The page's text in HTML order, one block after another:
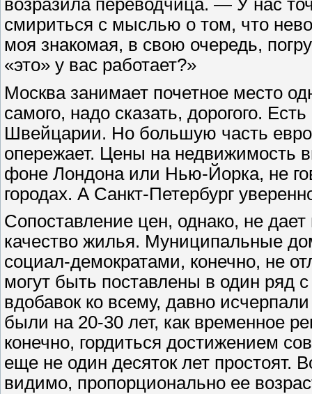
возразила переводчица. — У нас
смириться с мыслью о том, что
моя знакомая, в свою очередь,
«это» у вас работает?»
Москва занимает почетное место
самого, надо сказать, дорогого.
Швейцарии. Но большую часть
опережает. Цены на недвижимость
фоне Лондона или Нью-Йорка, не
городах. А Санкт-Петербург
Сопоставление цен, однако, не
качество жилья. Муниципальные
социал-демократами, конечно, не
могут быть поставлены в один ряд
вдобавок ко всему, давно
были на 20-30 лет, как временное
конечно, гордиться достижением
еще не один десяток лет простоят.
видимо, пропорционально ее